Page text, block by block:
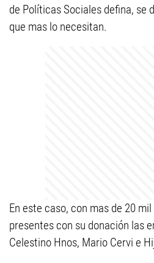
de Políticas Sociales defina, se
que mas lo necesitan.
En este caso, con mas de 20
presentes con su donación las
Celestino Hnos, Mario Cervi e